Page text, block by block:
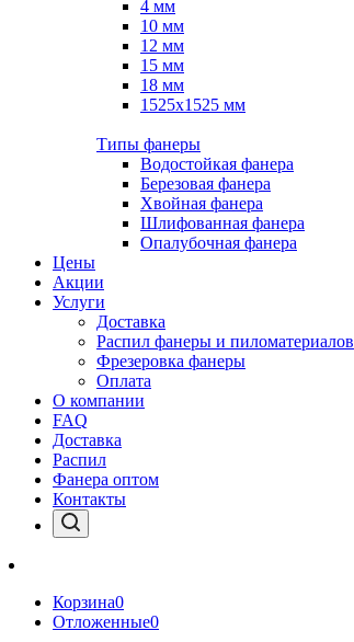
4 мм
10 мм
12 мм
15 мм
18 мм
1525х1525 мм
Типы фанеры
Водостойкая фанера
Березовая фанера
Хвойная фанера
Шлифованная фанера
Опалубочная фанера
Цены
Акции
Услуги
Доставка
Распил фанеры и пиломатериалов
Фрезеровка фанеры
Оплата
О компании
FAQ
Доставка
Распил
Фанера оптом
Контакты
Корзина0
Отложенные0